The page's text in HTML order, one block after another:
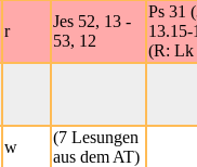
r
Jes 52, 13 -
53, 12
Ps 31
13.15-
(R: Lk
w
(7 Lesungen
aus dem AT)